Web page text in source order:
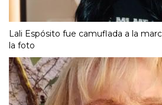
Lali Espósito fue camuflada a la
la foto